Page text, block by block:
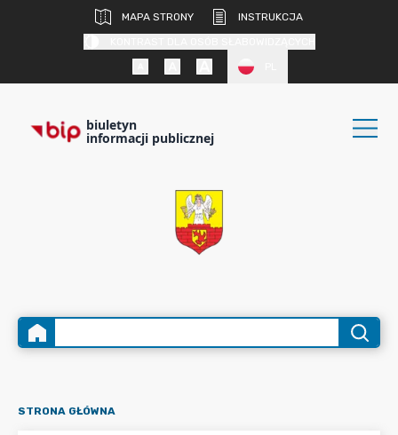
MAPA STRONY
INSTRUKCJA
biuletyn
informacji publicznej
STRONA GŁÓWNA